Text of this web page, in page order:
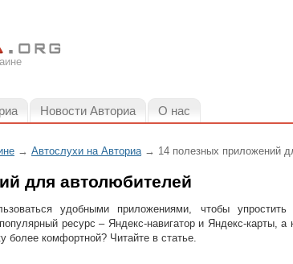
Новости Авториа О нас
→ Автослухи на Авториа→ 14 полезных приложений
для автолюбителей
удобными приложениями, чтобы упростить
ресурс – Яндекс-навигатор и Яндекс-карты, а
более комфортной? Читайте в статье.